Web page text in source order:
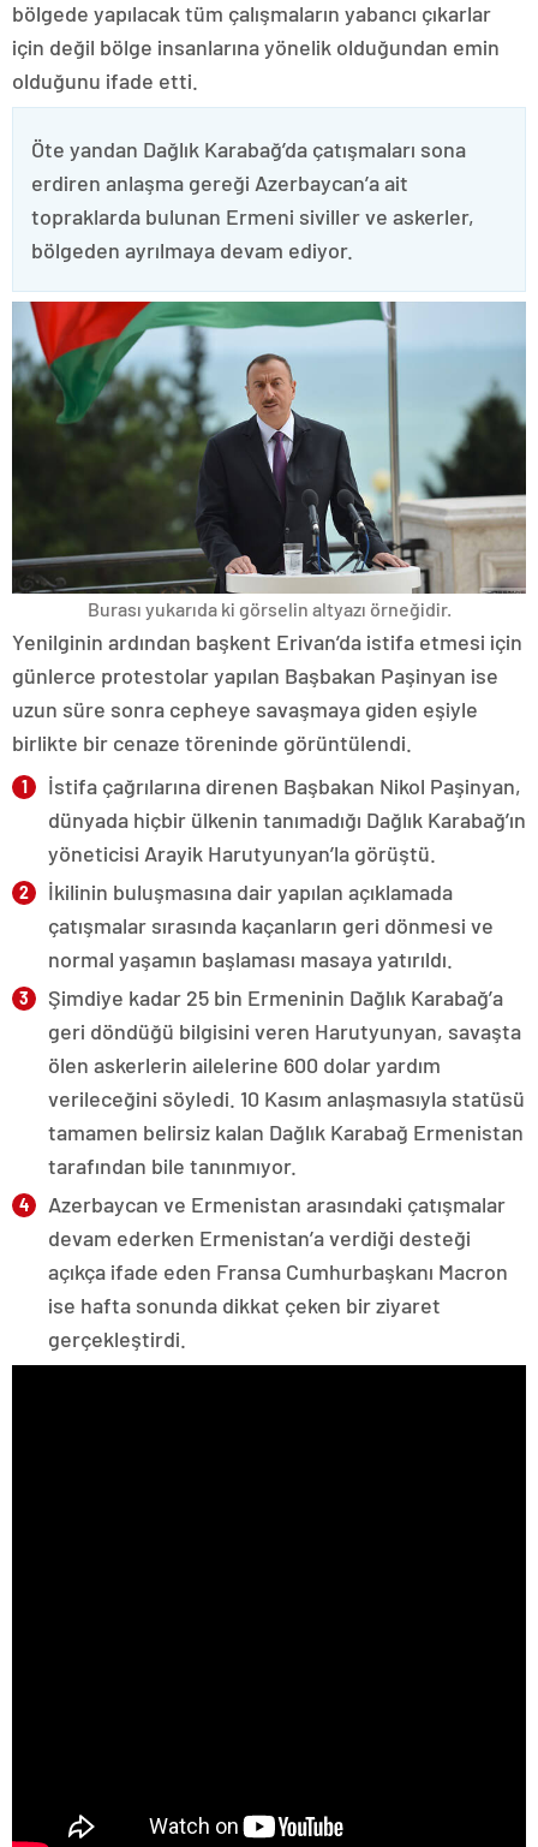
bölgede yapılacak tüm çalışmaların yabancı çıkarlar
için değil bölge insanlarına yönelik olduğundan emin
olduğunu ifade etti.
Öte yandan Dağlık Karabağ’da çatışmaları sona
erdiren anlaşma gereği Azerbaycan’a ait
topraklarda bulunan Ermeni siviller ve askerler,
bölgeden ayrılmaya devam ediyor.
Burası yukarıda ki görselin altyazı örneğidir.
Yenilginin ardından başkent Erivan’da istifa etmesi için
günlerce protestolar yapılan Başbakan Paşinyan ise
uzun süre sonra cepheye savaşmaya giden eşiyle
birlikte bir cenaze töreninde görüntülendi.
İstifa çağrılarına direnen Başbakan Nikol Paşinyan,
dünyada hiçbir ülkenin tanımadığı Dağlık Karabağ’ın
yöneticisi Arayik Harutyunyan’la görüştü.
İkilinin buluşmasına dair yapılan açıklamada
çatışmalar sırasında kaçanların geri dönmesi ve
normal yaşamın başlaması masaya yatırıldı.
Şimdiye kadar 25 bin Ermeninin Dağlık Karabağ’a
geri döndüğü bilgisini veren Harutyunyan, savaşta
ölen askerlerin ailelerine 600 dolar yardım
verileceğini söyledi. 10 Kasım anlaşmasıyla statüsü
tamamen belirsiz kalan Dağlık Karabağ Ermenistan
tarafından bile tanınmıyor.
Azerbaycan ve Ermenistan arasındaki çatışmalar
devam ederken Ermenistan’a verdiği desteği
açıkça ifade eden Fransa Cumhurbaşkanı Macron
ise hafta sonunda dikkat çeken bir ziyaret
gerçekleştirdi.